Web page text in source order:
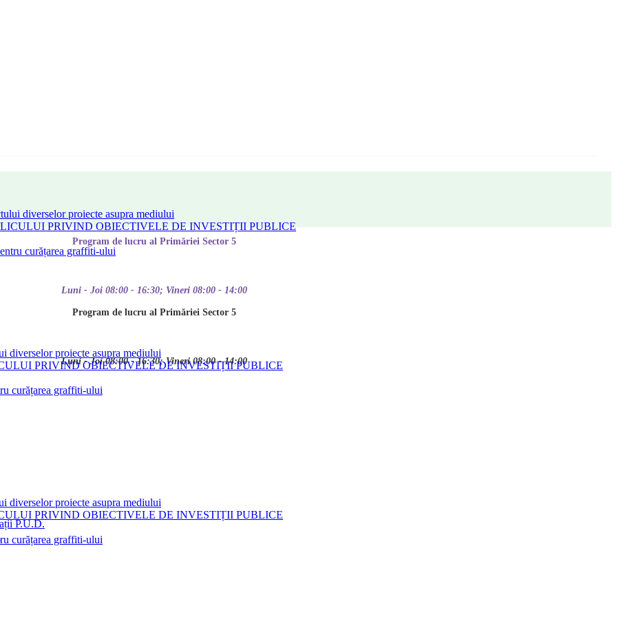
diverselor proiecte asupra mediului
PRIVIND OBIECTIVELE DE INVESTIȚII PUBLICE
curățarea graffiti-ului
P.U.D.
Program de lucru al Primăriei Sector 5
Luni - Joi 08:00 - 16:30; Vineri 08:00 - 14:00
Program de lucru al Primăriei Sector 5
Luni - Joi 08:00 - 16:30; Vineri 08:00 - 14:00
diverselor proiecte asupra mediului
PRIVIND OBIECTIVELE DE INVESTIȚII PUBLICE
curățarea graffiti-ului
diverselor proiecte asupra mediului
PRIVIND OBIECTIVELE DE INVESTIȚII PUBLICE
curățarea graffiti-ului